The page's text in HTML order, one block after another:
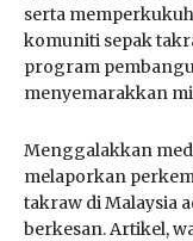
serta
komuniti sepak
program
menyemarakkan
Menggalakkan
melaporkan
takraw di Malaysia
berkesan. Artikel,